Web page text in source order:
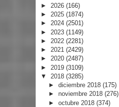
► 2026 (166)
► 2025 (1874)
► 2024 (2501)
► 2023 (1149)
► 2022 (2281)
► 2021 (2429)
► 2020 (2487)
► 2019 (3109)
▼ 2018 (3285)
► diciembre 2018 (175)
► noviembre 2018 (276)
► octubre 2018 (374)